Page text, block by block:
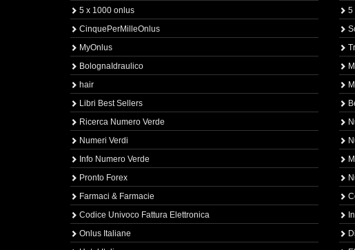
5 x 1000 onlus
CinquePerMilleOnlus
MyOnlus
BolognaIdraulico
hair
Libri Best Sellers
Ricerca Numero Verde
Numeri Verdi
Info Numero Verde
Pronto Forex
Farmaci & Farmacie
Codice Univoco Fattura Elettronica
Onlus Italiane
5